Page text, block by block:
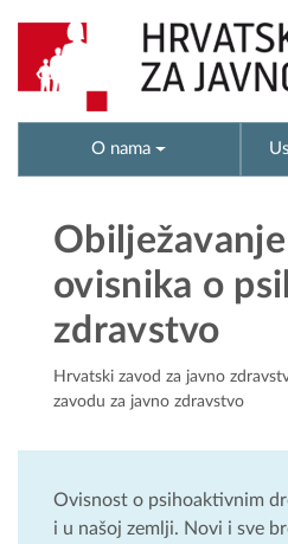
O nama
ovisnika o
zdravstvo
Hrvatski zavod za javno
zavodu za javno zdravstvo
Ovisnost o psihoaktivnim
i u našoj zemlji. Novi i sve